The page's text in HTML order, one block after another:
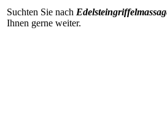
Suchten Sie nach
Ihnen gerne weiter.